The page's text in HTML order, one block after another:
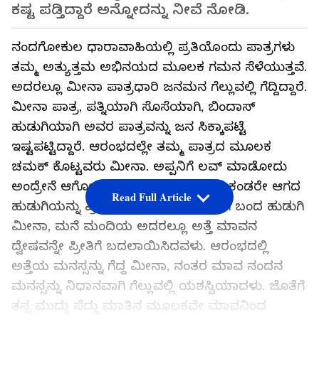
ಕಷ್ಟ ಪಡ್ತಿದ್ದಾರೆ ಅನ್ನೋದನ್ನು ನೀವೆ ನೋಡಿ.
ನಂದಗೋಕುಲ ಧಾರಾವಾಹಿಯಲ್ಲಿ ಪ್ರತಿಯೊಂದು ಪಾತ್ರಗಳು
ತಮ್ಮ ಅತ್ಯುತ್ತಮ ಅಭಿನಯದ ಮೂಲಕ ಗಮನ ಸೆಳೆಯುತ್ತವೆ.
ಅದರಲ್ಲೂ ಮೀನಾ ಪಾತ್ರಧಾರಿ ಜನಮನ ಗೆಲ್ಲುವಲ್ಲಿ ಗೆದ್ದಿದ್ದಾರೆ.
ಮೀನಾ ಪಾತ್ರ, ಪತ್ನಿಯಾಗಿ ಸೊಸೆಯಾಗಿ, ಬಿಂದಾಸ್
ಹುಡುಗಿಯಾಗಿ ಅವರ ಪಾತ್ರವನ್ನು ಜನ ಸಿಕ್ಕಾಪಟ್ಟೆ
ಇಷ್ಟಪಟ್ಟಿದ್ದಾರೆ. ಆರಂಭದಲ್ಲೇ ತಮ್ಮ ಪಾತ್ರದ ಮೂಲಕ
ಚಮಕ್ ಕೊಟ್ಟವರು ಮೀನಾ. ಅಪ್ಪನಿಗೆ ಲವ್ ಮಾಡೋದು
ಅಂದ್ರೇನೆ ಆಗೋದಿಲ್ಲ. ಅಂತದರಲ್ಲಿ ಅಪ್ಪನಿಗೆ ಕಂಡರೇ ಆಗದ
ಹುಡುಗಿಯನ್ನು ಪ್ರೀತಿಸಿ ಮದುವೆಯಾಗಿ ಮನೆಗೆ ಬಂದ ಹುಡುಗಿ
ಮೀನಾ, ಮನೆ ಮಂದಿಯ ಅದರಲ್ಲೂ ಅತ್ತೆ ಮಾವನ
ದ್ವೇಷವನ್ನೇ ಪ್ರೀತಿಗೆ ಬದಲಾಯಿಸಿದವಳು. ಆರಂಭದಲ್ಲಿ
ಅತ್ತೆಯ ಮನಸ್ಸನ್ನು ಗೆದ್ದ ಮೀನಾ, ನಂತರ ಮಾವ ನಂದನ
ಮನಸ್ಸನ್ನು ನಿಧಾನವಾಗಿ ಗೆಲ್ಲುವಲ್ಲಿ ಯಶಸ್ವಿಯಾದಳು. ಜೊತೆಗೆ
ತನ್ನ ಮುದ್ದು ಪೆದ್ದು ಮಾತಿನ ಮೂಲಕವೇ ಮಾವನಿಂದ
Read Full Article